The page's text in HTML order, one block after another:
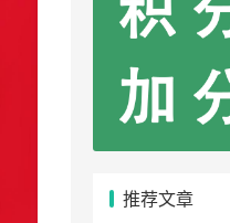
推荐文章